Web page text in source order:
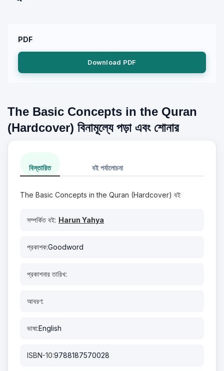
PDF
Download PDF
The Basic Concepts in the Quran
(Hardcover) বিনামূল্যে পড়া এবং শোনার
বিস্তারিত বই পর্যালোচনা
The Basic Concepts in the Quran (Hardcover) বই
সম্পর্কিত বই: Harun Yahya
প্রকাশক:Goodword
প্রকাশনার তারিখ:
আবরণ:
ভাষা:English
ISBN-10:9788187570028